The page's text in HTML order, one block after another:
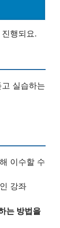
행되요.
실습하는
이수할 수
강좌
는 방법을